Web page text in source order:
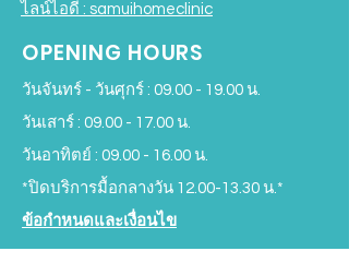
ไลน์ไอดี : samuihomeclinic
OPENING HOURS
วันจันทร์ - วันศุกร์ : 09.00 - 19.00 น.
วันเสาร์ : 09.00 - 17.00 น.
วันอาทิตย์ : 09.00 - 16.00 น.
*ปิดบริการมื้อกลางวัน 12.00-13.30 น.*
ข้อกำหนดและเงื่อนไข